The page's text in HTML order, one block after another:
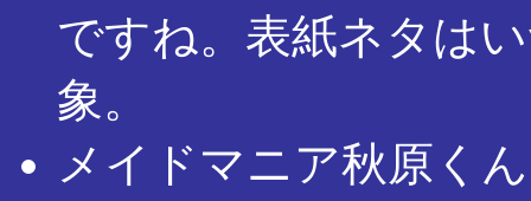
ですね。表紙ネタは
象。
メイドマニア秋原く